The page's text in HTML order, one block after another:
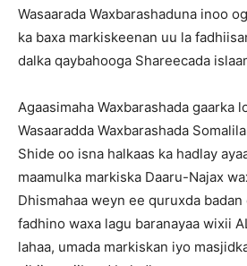
Wasaarada Waxbarashaduna inoo
ka baxa markiskeenan uu la
dalka qaybahooga Shareecada
Agaasimaha Waxbarashada gaarka
Wasaaradda Waxbarashada
Shide oo isna halkaas ka hadlay
maamulka markiska Daaru-Najax
Dhismahaa weyn ee quruxda
fadhino waxa lagu baranayaa wixii
lahaa, umada markiskan iyo